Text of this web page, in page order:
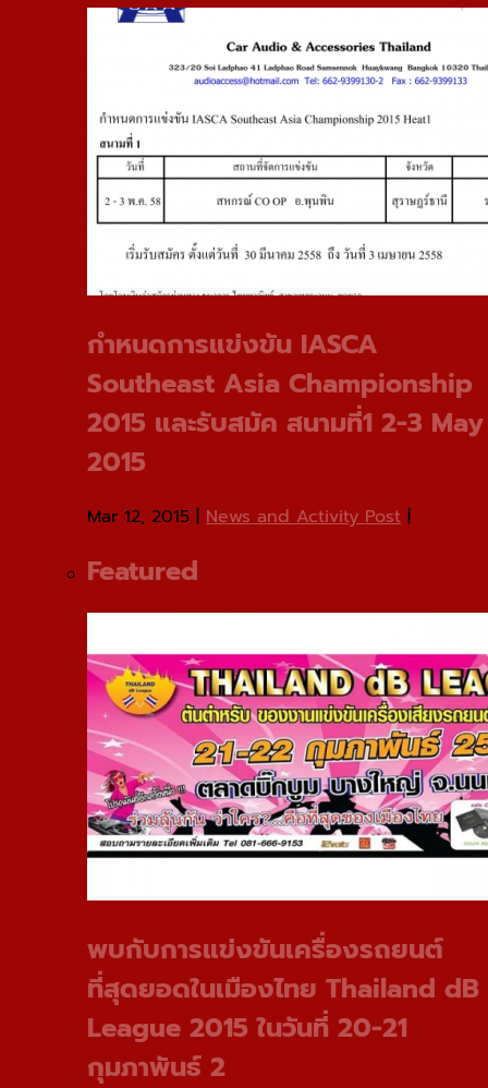
กําหนดการแข่งขัน IASCA
Southeast Asia Championship
2015 และรับสมัค สนามที่1 2-3 May
2015
Mar 12, 2015 | News and Activity Post |
Featured
พบกับการแข่งขันเครื่องรถยนต์
ที่สุดยอดในเมืองไทย Thailand dB
League 2015 ในวันที่ 20-21
กุมภาพันธ์ 2